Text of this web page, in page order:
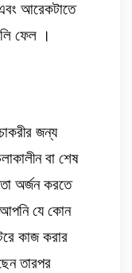
আরেকটাতে
ফেল ।
জন্য
বা শেষ
অর্জন করতে
যে কোন
কাজ করার
তারপর